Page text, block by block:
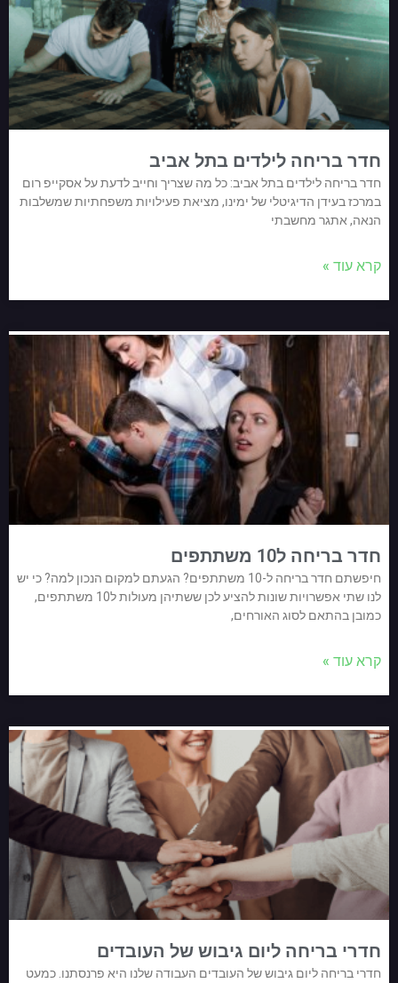
חדר בריחה לילדים בתל אביב
חדר בריחה לילדים בתל אביב: כל מה שצריך וחייב לדעת על אסקייפ רום
במרכז בעידן הדיגיטלי של ימינו, מציאת פעילויות משפחתיות שמשלבות
הנאה, אתגר מחשבתי
קרא עוד »
חדר בריחה ל10 משתתפים
חיפשתם חדר בריחה ל-10 משתתפים? הגעתם למקום הנכון למה? כי יש
לנו שתי אפשרויות שונות להציע לכן ששתיהן מעולות ל10 משתתפים,
כמובן בהתאם לסוג האורחים,
קרא עוד »
חדרי בריחה ליום גיבוש של העובדים
חדרי בריחה ליום גיבוש של העובדים העבודה שלנו היא פרנסתנו. כמעט